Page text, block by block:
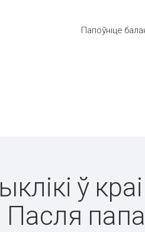
Папоўніце
ў
Пасля